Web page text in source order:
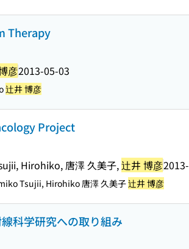
Therapy
彦2013-05-03
辻井 博彦
Project
Hirohiko, 唐澤 久美子,辻井 博彦
Tsujii, Hirohiko 唐澤 久美子辻井 博彦
科学研究への取り組み